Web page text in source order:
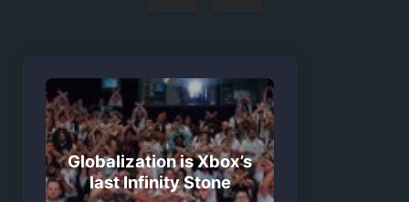
Globalization is Xbox’s
last Infinity Stone